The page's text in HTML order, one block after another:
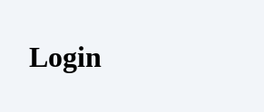
Login